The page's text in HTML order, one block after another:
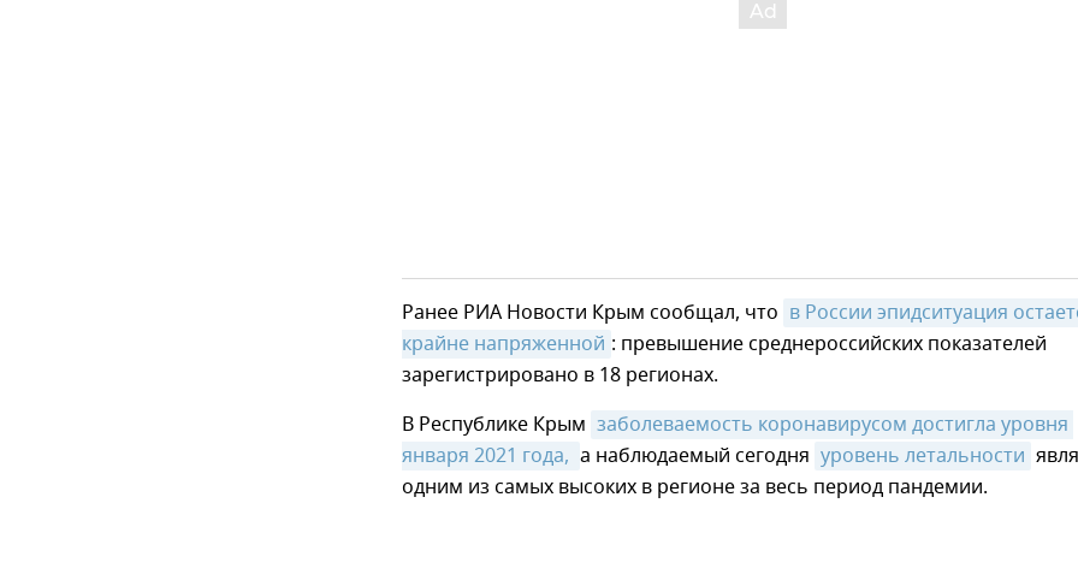
Ранее РИА Новости Крым сообщал, что в России эпидситуация
крайне напряженной : превышение среднероссийских показателей
зарегистрировано в 18 регионах.
В Республике Крым заболеваемость коронавирусом достигла уровня
января 2021 года, а наблюдаемый сегодня уровень летальности
одним из самых высоких в регионе за весь период пандемии.